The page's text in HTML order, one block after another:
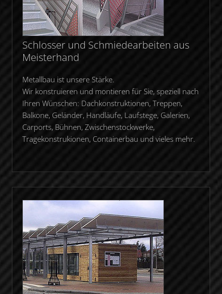
Schlosser und Schmiedearbeiten aus
Meisterhand
Metallbau ist unsere Stärke.
Wir konstruieren und montieren für Sie, speziell nach
Ihren Wünschen: Dachkonstruktionen, Treppen,
Balkone, Geländer, Handläufe, Laufstege, Galerien,
Carports, Bühnen, Zwischenstockwerke,
Tragekonstrukionen, Containerbau und vieles mehr.